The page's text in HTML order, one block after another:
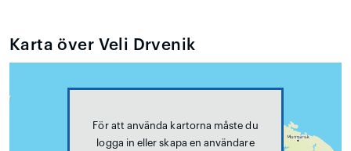
Karta över Veli Drvenik
För att använda kartorna måste du
logga in eller skapa en användare